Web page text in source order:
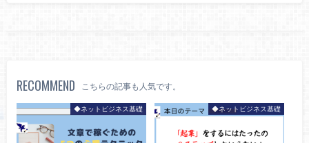
RECOMMEND こちらの記事も人気です。
◆ネットビジネス基礎 ◆ネットビジネス基礎